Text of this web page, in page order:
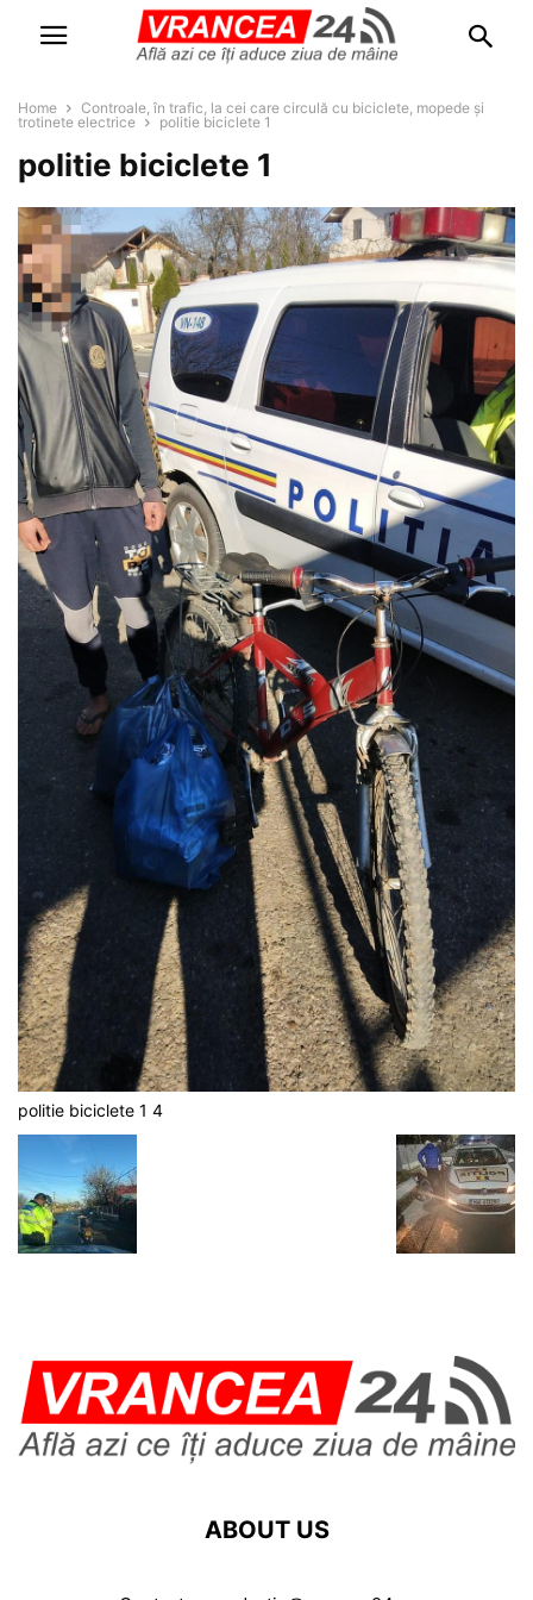
Home
Controale, în trafic, la cei care circulă cu biciclete, mopede și
trotinete electrice
politie biciclete 1
politie biciclete 1
politie biciclete 1 4
ABOUT US